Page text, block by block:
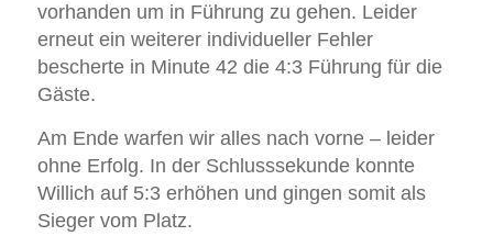
vorhanden um in Führung zu gehen. Leider
erneut ein weiterer individueller Fehler
bescherte in Minute 42 die 4:3 Führung für die
Gäste.
Am Ende warfen wir alles nach vorne – leider
ohne Erfolg. In der Schlusssekunde konnte
Willich auf 5:3 erhöhen und gingen somit als
Sieger vom Platz.